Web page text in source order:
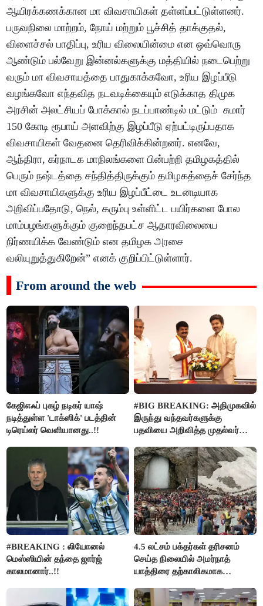
ஆயிரக்கணக்கான மா விவசாயிகள் தள்ளப்பட்டுள்ளனர்.
பருவநிலை மாற்றம், நோய் மற்றும் பூச்சித் தாக்குதல்,
விளைச்சல் பாதிப்பு, உரிய விலையின்மை என ஒவ்வொரு
ஆண்டும் பல்வேறு இன்னல்களுக்கு மத்தியில் நடைபெற்று
வரும் மா விவசாயத்தை பாதுகாக்கவோ, உரிய இழப்பீடு
வழங்கவோ எந்தவித நடவடிக்கையும் எடுக்காத திமுக
அரசின் அலட்சியப் போக்கால் நடப்பாண்டில் மட்டும் சுமார்
150 கோடி ரூபாய் அளவிற்கு இழப்பீடு ஏற்பட்டிருப்பதாக
விவசாயிகள் வேதனை தெரிவிக்கின்றனர். எனவே,
ஆந்திரா, கர்நாடக மாநிலங்களை பின்பற்றி தமிழகத்தில்
பெரும் நஷ்டத்தை சந்தித்திருக்கும் தமிழகத்தைச் சேர்ந்த
மா விவசாயிகளுக்கு உரிய இழப்பீட்டை உடனடியாக
அறிவிப்பதோடு, நெல், கரும்பு உள்ளிட்ட பயிர்களை போல
மாம்பழங்களுக்கும் குறைந்தபட்ச ஆதாரவிலையை
நிர்ணயிக்க வேண்டும் என தமிழக அரசை
வலியுறுத்துகிறேன்” எனக் குறிப்பிட்டுள்ளார்.
From around the web
கேஜிஎஃப் புகழ் நடிகர் யாஷ்
நடித்துள்ள 'டாக்‌ஸிக்' படத்தின்
டிரெய்லர் வெளியானது..!!
#BIG BREAKING: அதிமுகவில்
இருந்து வந்தவர்களுக்கு
பதவியை அறிவித்த முதல்வர்
#BREAKING : லியோனல்
மெஸ்ஸியின் தந்தை ஜார்ஜ்
காலமானார்..!!
4.5 லட்சம் பக்தர்கள் தரிசனம்
செய்த நிலையில் அமர்நாத்
யாத்திரை தற்காலிகமாக